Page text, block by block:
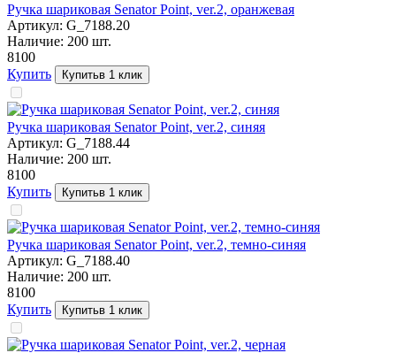
Ручка шариковая Senator Point, ver.2, оранжевая
Артикул: G_7188.20
Наличие: 200 шт.
8100
Купить
Купитьв 1 клик
Ручка шариковая Senator Point, ver.2, синяя
Артикул: G_7188.44
Наличие: 200 шт.
8100
Купить
Купитьв 1 клик
Ручка шариковая Senator Point, ver.2, темно-синяя
Артикул: G_7188.40
Наличие: 200 шт.
8100
Купить
Купитьв 1 клик